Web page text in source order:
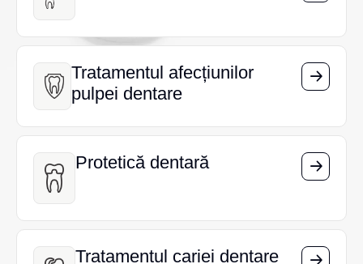
Tratamentul afecțiunilor
pulpei dentare
Tratamentul afecțiunilor
pulpei dentare
Protetică dentară
Protetică dentară
Tratamentul cariei dentare
Tratamentul cariei dentare